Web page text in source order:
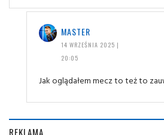
MASTER
14 WRZEŚNIA 2025 |
20:05
Jak oglądałem mecz to też to
REKLAMA